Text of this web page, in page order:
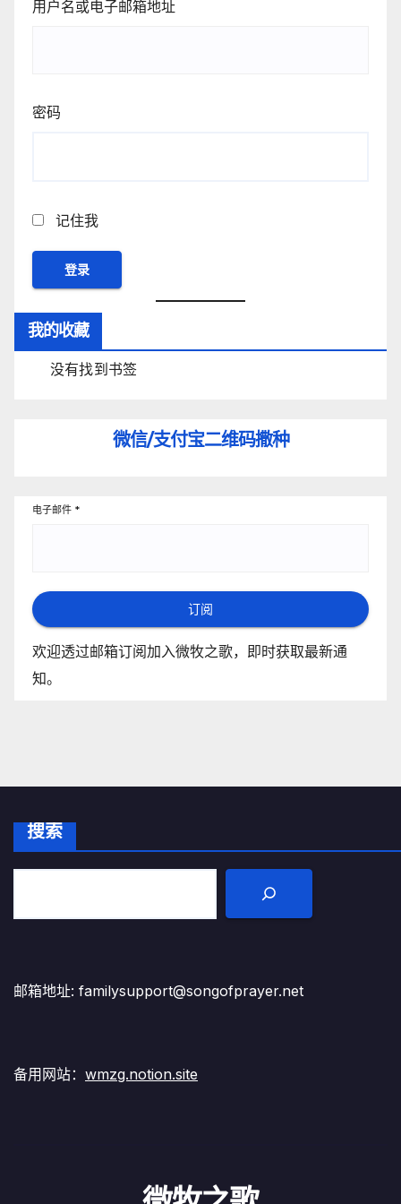
用户名或电子邮箱地址
密码
记住我
我的收藏
没有找到书签
微信/支付宝二维码撒种
电子邮件 *
订阅
欢迎透过邮箱订阅加入微牧之歌，即时获取最新通
知。
搜索
邮箱地址: familysupport@songofprayer.net
备用网站： wmzg.notion.site